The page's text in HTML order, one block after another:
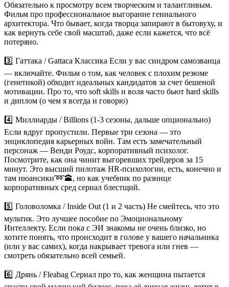
Обязательно к просмотру всем творческим и талантливым.
Фильм про профессиональное выгорание гениального
архитектора. Что бывает, когда творца запирают в бытовуху, и
как вернуть себе свой масштаб, даже если кажется, что всё
потеряно.
3️⃣ Гаттака / Gattaca Классика Если у вас синдром самозванца
— включайте. Фильм о том, как человек с плохим резюме
(генетикой) обходит идеальных кандидатов за счет бешеной
мотивации. Про то, что soft skills и воля часто бьют hard skills
и диплом (о чем я всегда и говорю)
4️⃣ Миллиарды / Billions (1-3 сезоны, дальше опционально)
Если вдруг пропустили. Первые три сезона — это
энциклопедия карьерных войн. Там есть замечательный
персонаж — Венди Роудс, корпоративный психолог.
Посмотрите, как она чинит выгоревших трейдеров за 15
минут. Это высший пилотаж HR-психологии, есть, конечно и
там нюансики➿🕋, но как учебник по разнице
корпоративных сред сериал блестщий.
5️⃣ Головоломка / Inside Out (1 и 2 часть) Не смейтесь, что это
мультик. Это лучшее пособие по Эмоциональному
Интеллекту. Если пока с ЭИ знакомы не очень близко, но
хотите понять, что происходит в голове у вашего начальника
(или у вас самих), когда накрывает тревога или гнев —
смотреть обязательно всей семьей.
6️⃣ Дрянь / Fleabag Сериал про то, как женщина пытается